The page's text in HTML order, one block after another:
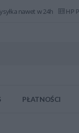
nawet w 24h HP
PŁATNOŚCI